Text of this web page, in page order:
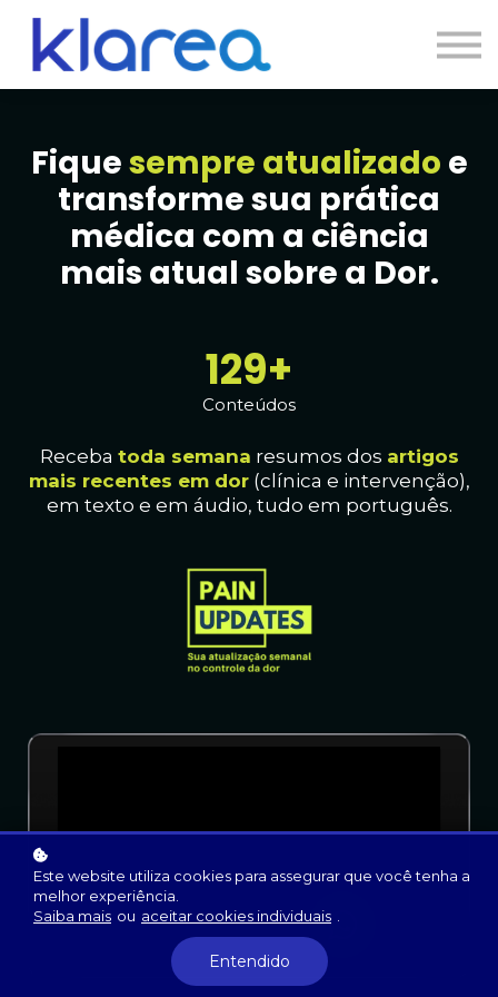
Contato
Cursos
Entrar
Fiquesempre atualizado e
transforme sua prática
médica com a ciência
mais atual sobre a Dor.
131+
Conteúdos
Receba toda semana resumos dos artigos
mais recentes em dor(clínica e intervenção),
em texto e em áudio, tudo em português.
Este website utiliza cookies para assegurar que você tenha a
melhor experiência.
Saiba mais ou aceitar cookies individuais
Entendido